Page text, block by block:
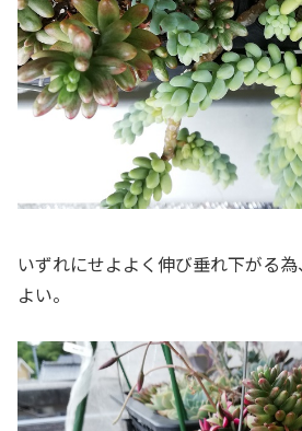
いずれにせよよく伸び垂れ下がる
よい。